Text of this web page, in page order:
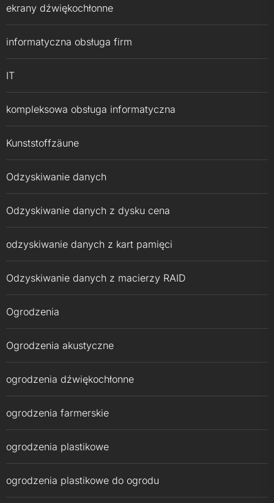
ekrany dźwiękochłonne
informatyczna obsługa firm
IT
kompleksowa obsługa informatyczna
Kunststoffzäune
Odzyskiwanie danych
Odzyskiwanie danych z dysku cena
odzyskiwanie danych z kart pamięci
Odzyskiwanie danych z macierzy RAID
Ogrodzenia
Ogrodzenia akustyczne
ogrodzenia dźwiękochłonne
ogrodzenia farmerskie
ogrodzenia plastikowe
ogrodzenia plastikowe do ogrodu